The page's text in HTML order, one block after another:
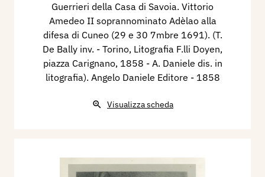
Guerrieri della Casa di Savoia. Vittorio
Amedeo II soprannominato Adèlao alla
difesa di Cuneo (29 e 30 7mbre 1691). (T.
De Bally inv. - Torino, Litografia F.lli Doyen,
piazza Carignano, 1858 - A. Daniele dis. in
litografia). Angelo Daniele Editore - 1858
Visualizza scheda